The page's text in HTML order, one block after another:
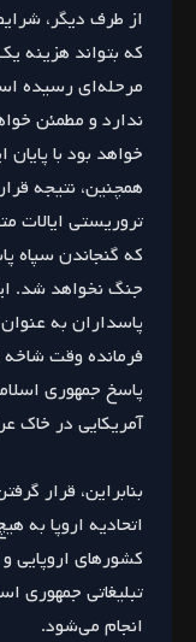
از طرف دیگر،
که بتواند هزینه
مرحله‌ای رسیده
ندارد و مطمئن
خواهد بود با
همچنین، نتیجه
تروریستی ایالات
که گنجاندن سپاه
جنگ نخواهد شد.
پاسداران به
فرمانده وقت
پاسخ جمهوری
آمریکایی در خاک
بنابراین، قرار
اتحادیه اروپا به
کشورهای اروپایی و
تبلیغاتی جمهوری
انجام می‌شود.